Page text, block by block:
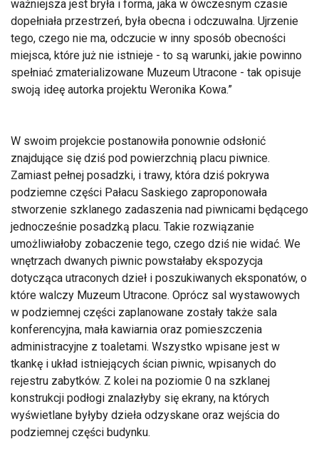
ważniejsza jest bryła i forma, jaka w ówczesnym czasie
dopełniała przestrzeń, była obecna i odczuwalna. Ujrzenie
tego, czego nie ma, odczucie w inny sposób obecności
miejsca, które już nie istnieje - to są warunki, jakie powinno
spełniać zmaterializowane Muzeum Utracone - tak opisuje
swoją ideę autorka projektu Weronika Kowa.
W swoim projekcie postanowiła ponownie odsłonić
znajdujące się dziś pod powierzchnią placu piwnice.
Zamiast pełnej posadzki, i trawy, która dziś pokrywa
podziemne części Pałacu Saskiego zaproponowała
stworzenie szklanego zadaszenia nad piwnicami będącego
jednocześnie posadzką placu. Takie rozwiązanie
umożliwiałoby zobaczenie tego, czego dziś nie widać. We
wnętrzach dwanych piwnic powstałaby ekspozycja
dotycząca utraconych dzieł i poszukiwanych eksponatów, o
które walczy Muzeum Utracone. Oprócz sal wystawowych
w podziemnej części zaplanowane zostały także sala
konferencyjna, mała kawiarnia oraz pomieszczenia
administracyjne z toaletami. Wszystko wpisane jest w
tkankę i układ istniejących ścian piwnic, wpisanych do
rejestru zabytków. Z kolei na poziomie 0 na szklanej
konstrukcji podłogi znalazłyby się ekrany, na których
wyświetlane byłyby dzieła odzyskane oraz wejścia do
podziemnej części budynku.